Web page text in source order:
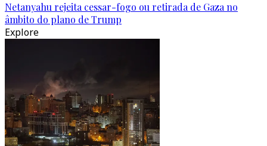
Netanyahu rejeita cessar-fogo ou retirada de Gaza no
âmbito do plano de Trump
Explore